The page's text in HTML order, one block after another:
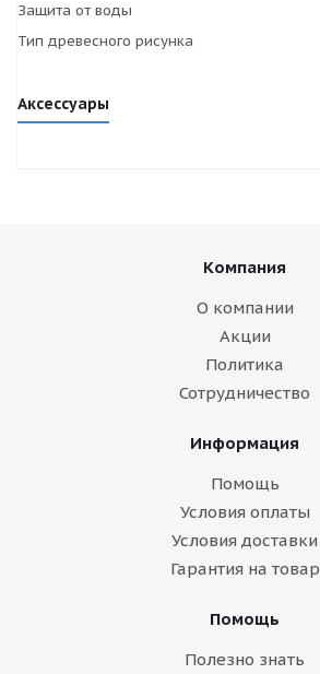
Защита от воды
Тип древесного рисунка
Аксессуары
Компания
О компании
Акции
Политика
Сотрудничество
Информация
Помощь
Условия оплаты
Условия доставки
Гарантия на товар
Помощь
Полезно знать